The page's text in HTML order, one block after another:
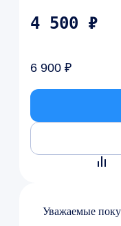
4 500 ₽
6 900 ₽
Уважаемые